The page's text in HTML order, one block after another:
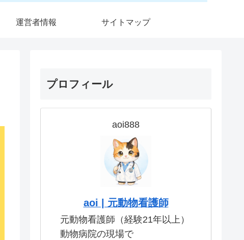
運営者情報 サイトマップ
プロフィール
aoi888
aoi | 元動物看護師
元動物看護師（経験21年以上）
動物病院の現場で